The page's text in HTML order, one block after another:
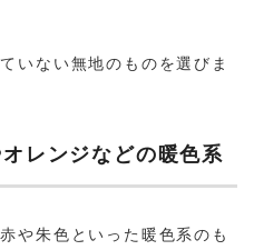
いない無地のものを選びま
レンジなどの暖色系
や朱色といった暖色系のも